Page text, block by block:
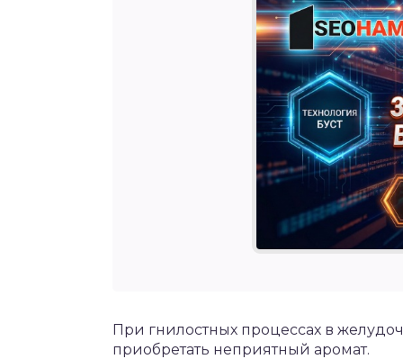
При гнилостных процессах в
приобретать неприятный аромат.